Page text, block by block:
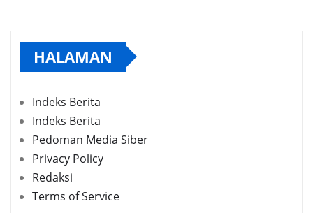
HALAMAN
Indeks Berita
Indeks Berita
Pedoman Media Siber
Privacy Policy
Redaksi
Terms of Service